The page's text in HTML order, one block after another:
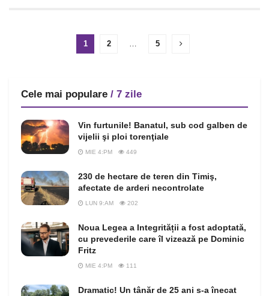
1 2 … 5
Cele mai populare / 7 zile
Vin furtunile! Banatul, sub cod galben de
vijelii şi ploi torenţiale
MIE 4:PM 449
230 de hectare de teren din Timiş,
afectate de arderi necontrolate
LUN 9:AM 202
Noua Legea a Integrității a fost adoptată,
cu prevederile care îl vizează pe Dominic
Fritz
MIE 4:PM 111
Dramatic! Un tânăr de 25 ani s-a înecat